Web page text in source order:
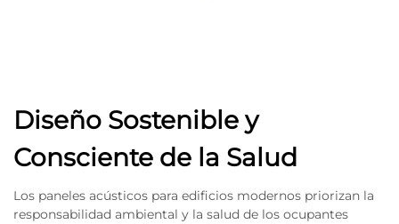
Diseño Sostenible y
Consciente de la Salud
Los paneles acústicos para edificios modernos priorizan la
responsabilidad ambiental y la salud de los ocupantes